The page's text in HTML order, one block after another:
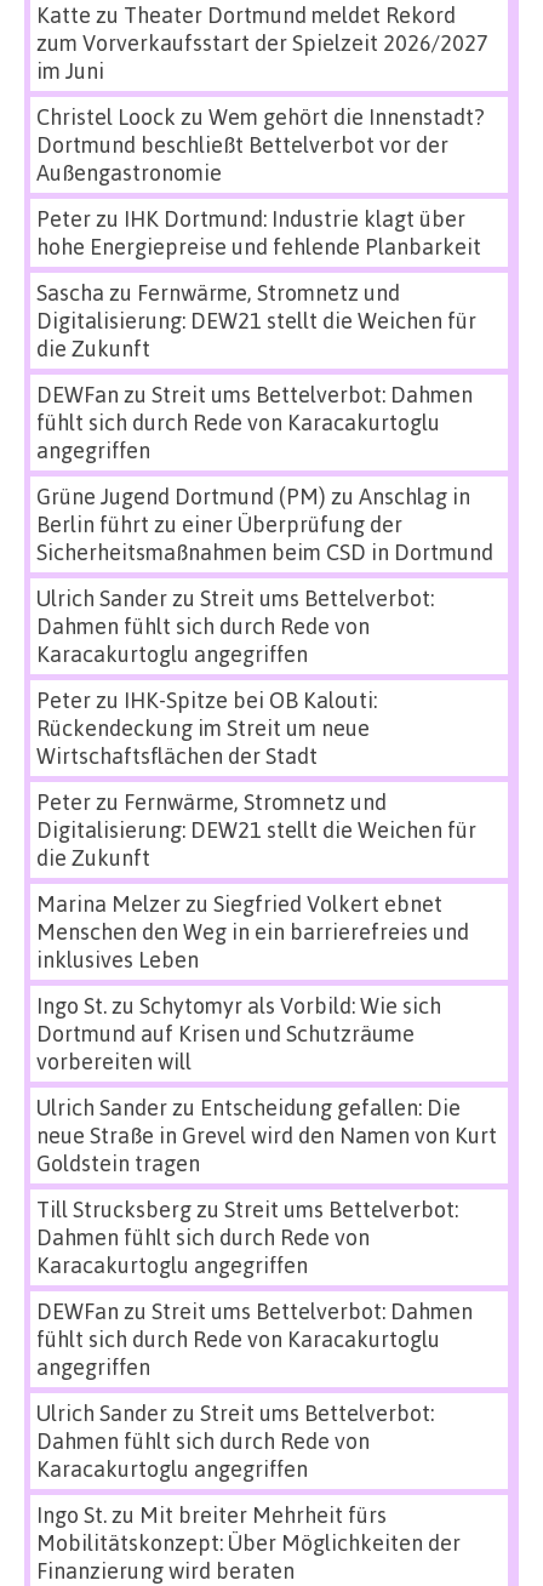
Katte zu Theater Dortmund meldet Rekord
zum Vorverkaufsstart der Spielzeit 2026/2027
im Juni
Christel Loock zu Wem gehört die Innenstadt?
Dortmund beschließt Bettelverbot vor der
Außengastronomie
Peterzu IHK Dortmund: Industrie klagt über
hohe Energiepreise und fehlende Planbarkeit
Sascha zu Fernwärme, Stromnetz und
Digitalisierung: DEW21 stellt die Weichen für
die Zukunft
DEWFan zu Streit ums Bettelverbot: Dahmen
fühlt sich durch Rede von Karacakurtoglu
angegriffen
Grüne Jugend Dortmund (PM) zu Anschlag in
Berlin führt zu einer Überprüfung der
Sicherheitsmaßnahmen beim CSD in Dortmund
Ulrich Sanderzu Streit ums Bettelverbot:
Dahmen fühlt sich durch Rede von
Karacakurtoglu angegriffen
Peterzu IHK-Spitze bei OB Kalouti:
Rückendeckung im Streit um neue
Wirtschaftsflächen der Stadt
Peterzu Fernwärme, Stromnetz und
Digitalisierung: DEW21 stellt die Weichen für
die Zukunft
Marina Melzerzu Siegfried Volkert ebnet
Menschen den Weg in ein barrierefreies und
inklusives Leben
Ingo St.zu Schytomyr als Vorbild: Wie sich
Dortmund auf Krisen und Schutzräume
vorbereiten will
Ulrich Sanderzu Entscheidung gefallen: Die
neue Straße in Grevel wird den Namen von Kurt
Goldstein tragen
Till Strucksbergzu Streit ums Bettelverbot:
Dahmen fühlt sich durch Rede von
Karacakurtoglu angegriffen
DEWFan zu Streit ums Bettelverbot: Dahmen
fühlt sich durch Rede von Karacakurtoglu
angegriffen
Ulrich Sanderzu Streit ums Bettelverbot:
Dahmen fühlt sich durch Rede von
Karacakurtoglu angegriffen
Ingo St.zu Mit breiter Mehrheit fürs
Mobilitätskonzept: Über Möglichkeiten der
Finanzierung wird beraten